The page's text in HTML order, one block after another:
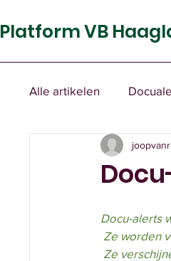
Platform VB
Alle artikelen
Docu-alerts
Ze worden
Ze